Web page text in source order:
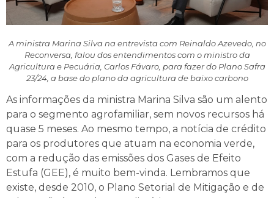
A ministra Marina Silva na entrevista com Reinaldo Azevedo, no
Reconversa, falou dos entendimentos com o ministro da
Agricultura e Pecuária, Carlos Fávaro, para fazer do Plano Safra
23/24, a base do plano da agricultura de baixo carbono
As informações da ministra Marina Silva são um alento
para o segmento agrofamiliar, sem novos recursos há
quase 5 meses. Ao mesmo tempo, a notícia de crédito
para os produtores que atuam na economia verde,
com a redução das emissões dos Gases de Efeito
Estufa (GEE), é muito bem-vinda. Lembramos que
existe, desde 2010, o Plano Setorial de Mitigação e de